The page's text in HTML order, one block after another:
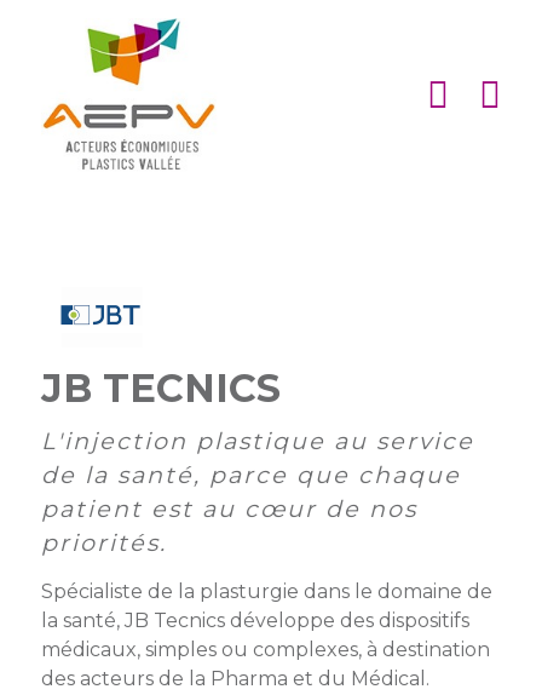
ACCUEIL
ASSOCIATION
Matinales
afterworks
Visites
d’entreprise
AEPV
Club
membre
Liste
des
membres
Actualité
des
membres
institutionnels
partenaires
EMPLOI
ACTUALITÉS
DE
L’AEPV
JB TECNICS
L'injection plastique au service
de la santé, parce que chaque
patient est au cœur de nos
priorités.
Spécialiste de la plasturgie dans le domaine de
la santé, JB Tecnics développe des dispositifs
médicaux, simples ou complexes, à destination
des acteurs de la Pharma et du Médical.
Cookies management panel